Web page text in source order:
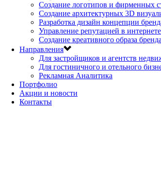
Создание логотипов и фирменных
Создание архитектурных 3D
Разработка дизайн концепции
Управление репутацией в
Создание креативного образа бренда
Направления
Для застройщиков и агентств
Для гостиничного и отельного
Рекламная Аналитика
Портфолио
Акции и новости
Контакты